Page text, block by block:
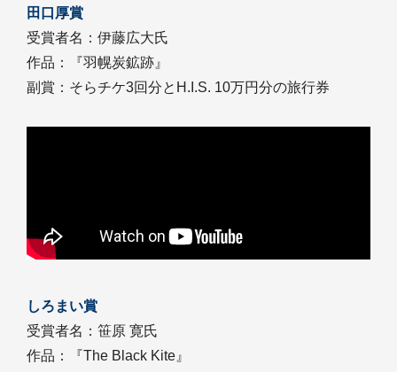
田口厚賞
受賞者名：伊藤広大氏
作品：『羽幌炭鉱跡』
副賞：そらチケ3回分とH.I.S. 10万円分の旅行券
しろまい賞
受賞者名：笹原 寛氏
作品：『The Black Kite』